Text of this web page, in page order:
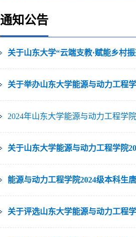
通知公告
关于山东大学“云端支教·赋能乡村
关于举办山东大学能源与动力工程
2024年山东大学能源与动力工程学
关于山东大学能源与动力工程学院
能源与动力工程学院2024级本科生
关于评选山东大学能源与动力工程